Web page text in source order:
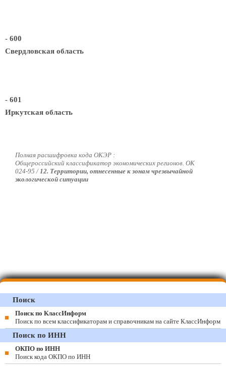
- 600
Свердловская область
- 601
Иркутская область
Полная расшифровка кода ОКЭР :
Общероссийский классификатор экономических регионов. ОК
024-95 /12. Территории, отнесенные к зонам чрезвычайной
экологической ситуации
Поиск
Поиск по КлассИнформ
Поиск по всем классификаторам и справочникам на сайте КлассИнформ
Поиск по ИНН
ОКПО по ИНН
Поиск кода ОКПО по ИНН